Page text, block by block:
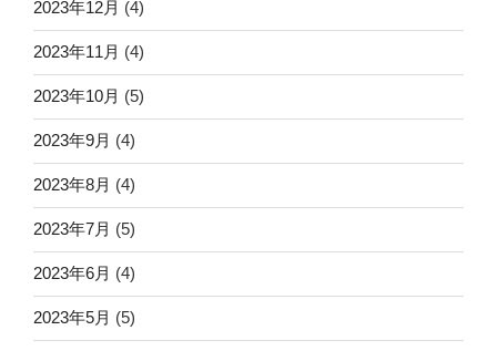
2023年12月 (4)
2023年11月 (4)
2023年10月 (5)
2023年9月 (4)
2023年8月 (4)
2023年7月 (5)
2023年6月 (4)
2023年5月 (5)